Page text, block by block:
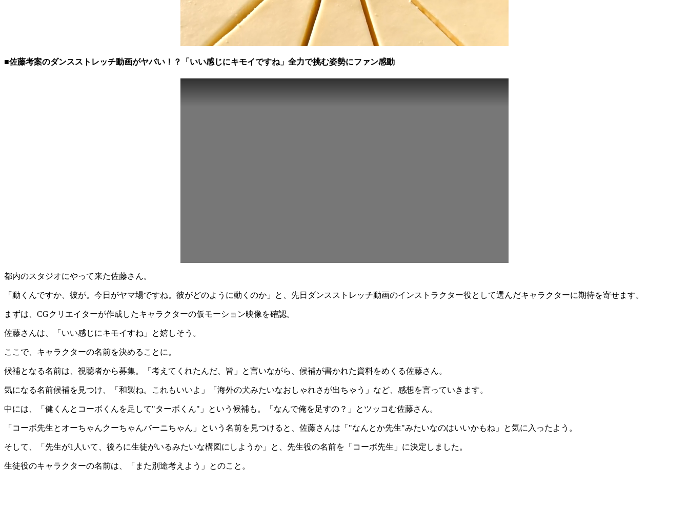
■佐藤考案のダンスストレッチ動画がヤバい！？「いい感じにキモイですね」全力で挑む姿勢にファン感動
都内のスタジオにやって来た佐藤さん。
「動くんですか、彼が。今日がヤマ場ですね。彼がどのように動くのか」と、先日ダンスストレッチ動画のインストラクター役として選んだキャラクターに期待を寄せます。
まずは、CGクリエイターが作成したキャラクターの仮モーション映像を確認。
佐藤さんは、「いい感じにキモイすね」と嬉しそう。
ここで、キャラクターの名前を決めることに。
候補となる名前は、視聴者から募集。「考えてくれたんだ、皆」と言いながら、候補が書かれた資料をめくる佐藤さん。
気になる名前候補を見つけ、「和製ね。これもいいよ」「海外の犬みたいなおしゃれさが出ちゃう」など、感想を言っていきます。
中には、「健くんとコーボくんを足して"ターボくん"」という候補も。「なんで俺を足すの？」とツッコむ佐藤さん。
「コーボ先生とオーちゃんクーちゃんバーニちゃん」という名前を見つけると、佐藤さんは「"なんとか先生"みたいなのはいいかもね」と気に入ったよう。
そして、「先生が1人いて、後ろに生徒がいるみたいな構図にしようか」と、先生役の名前を「コーボ先生」に決定しました。
生徒役のキャラクターの名前は、「また別途考えよう」とのこと。